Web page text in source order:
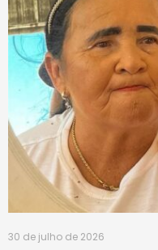
30 de julho de 2026